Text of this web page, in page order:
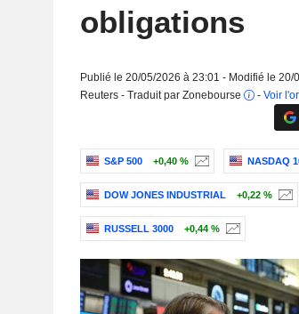
obligations
Publié le 20/05/2026 à 23:01 - Modifié le 20/
Reuters - Traduit par Zonebourse
- Voir
S&P 500 +0,40 % NASDAQ
DOW JONES INDUSTRIAL +0,22 %
RUSSELL 3000 +0,44 %